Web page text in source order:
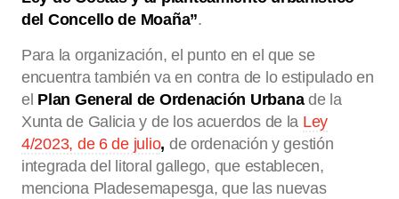
del Concello de Moaña”.
Para la organización, el punto en el que se
encuentra también va en contra de lo estipulado en
el Plan General de Ordenación Urbanade la
Xunta de Galicia y de los acuerdos de la Ley
4/2023, de 6 de julio, de ordenación y gestión
integrada del litoral gallego, que establecen,
menciona Pladesemapesga, que las nuevas